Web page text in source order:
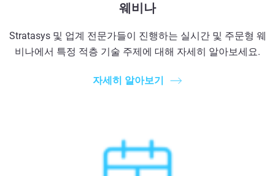
웨비나
Stratasys 및 업계 전문가들이 진행하는 실시간 및 주문형 웨
비나에서 특정 적층 기술 주제에 대해 자세히 알아보세요.
자세히 알아보기